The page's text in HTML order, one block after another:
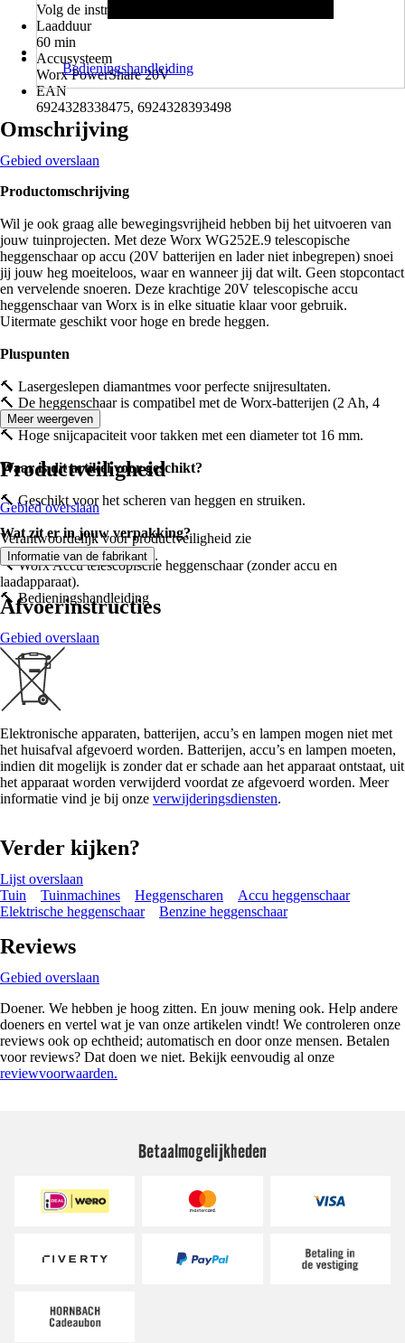
Volg de instructies voor verwijdering.
Laadduur
60 min
Accusysteem
Worx PowerShare 20V
EAN
6924328338475, 6924328393498
Bedieningshandleiding
Omschrijving
Gebied overslaan
Productomschrijving
Wil je ook graag alle bewegingsvrijheid hebben bij het uitvoeren van
jouw tuinprojecten. Met deze Worx WG252E.9 telescopische
heggenschaar op accu (20V batterijen en lader niet inbegrepen) snoei
jij jouw heg moeiteloos, waar en wanneer jij dat wilt. Geen stopcontact
en vervelende snoeren. Deze krachtige 20V telescopische accu
heggenschaar van Worx is in elke situatie klaar voor gebruik.
Uitermate geschikt voor hoge en brede heggen.
Pluspunten
🔨 Lasergeslepen diamantmes voor perfecte snijresultaten.
🔨 De heggenschaar is compatibel met de Worx-batterijen (2 Ah, 4
Ah).
🔨 Hoge snijcapaciteit voor takken met een diameter tot 16 mm.
Waar is dit artikel voor geschikt?
🔨 Geschikt voor het scheren van heggen en struiken.
Wat zit er in jouw verpakking?
🔨 Worx Accu telescopische heggenschaar (zonder accu en
laadapparaat).
🔨 Bedieningshandleiding
Meer weergeven
Productveiligheid
Gebied overslaan
Verantwoordelijk voor productveiligheid zie
Informatie van de fabrikant .
Afvoerinstructies
Gebied overslaan
Elektronische apparaten, batterijen, accu’s en lampen mogen niet met
het huisafval afgevoerd worden. Batterijen, accu’s en lampen moeten,
indien dit mogelijk is zonder dat er schade aan het apparaat ontstaat, uit
het apparaat worden verwijderd voordat ze afgevoerd worden. Meer
informatie vind je bij onze verwijderingsdiensten.
Verder kijken?
Lijst overslaan
Tuin
Tuinmachines Heggenscharen
Accu heggenschaar
Elektrische heggenschaar
Benzine heggenschaar
Reviews
Gebied overslaan
Doener. We hebben je hoog zitten. En jouw mening ook. Help andere
doeners en vertel wat je van onze artikelen vindt! We controleren onze
reviews ook op echtheid; automatisch en door onze mensen. Betalen
voor reviews? Dat doen we niet. Bekijk eenvoudig al onze
reviewvoorwaarden.
Betaalmogelijkheden